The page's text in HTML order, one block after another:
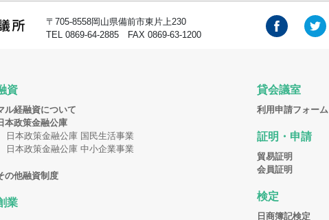
〒705-8558岡山県備前市東片上230
TEL 0869-64-2885 FAX 0869-63-1200
資
ル経融資について
本政策金融公庫
日本政策金融公庫 国民生活事業
日本政策金融公庫 中小企業事業
の他融資制度
業
貸会議室
利用申請フォーム
証明・申請
貿易証明
会員証明
検定
日商簿記検定